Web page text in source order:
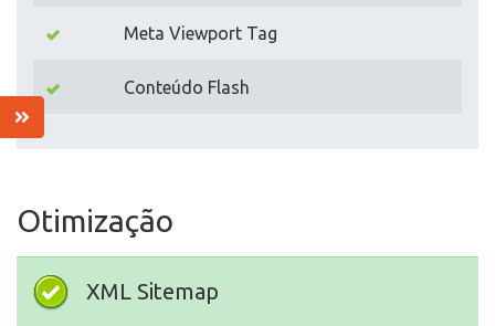
Meta Viewport Tag
Conteúdo Flash
Otimização
XML Sitemap